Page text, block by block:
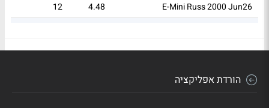
E-Mini Russ 2000 Jun26
4.48
12
הורדת אפליקציה